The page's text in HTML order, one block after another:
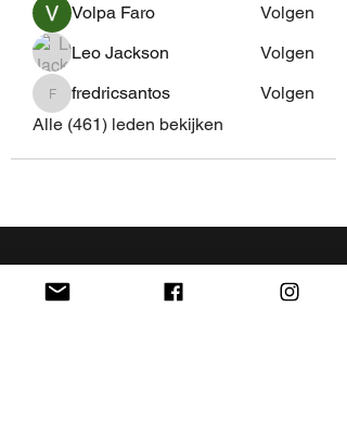
Volpa Faro
Volgen
Leo Jackson
Volgen
fredricsantos
fredricsantos
Volgen
Alle (461) leden bekijken